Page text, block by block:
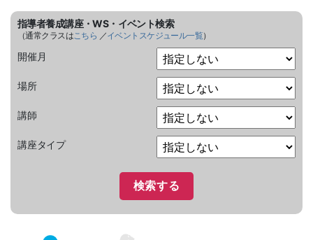
指導者養成講座・WS・イベント検索
（通常クラスはこちら ／イベントスケジュール一覧）
開催月
場所
講師
講座タイプ